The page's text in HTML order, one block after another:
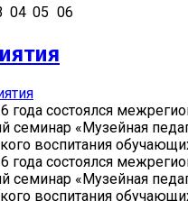
04 05 06
года состоялся
семинар «Музейная
воспитания
года состоялся
семинар «Музейная
воспитания